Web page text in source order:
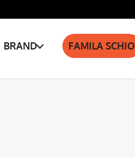
BRAND FAMILA SCHIO